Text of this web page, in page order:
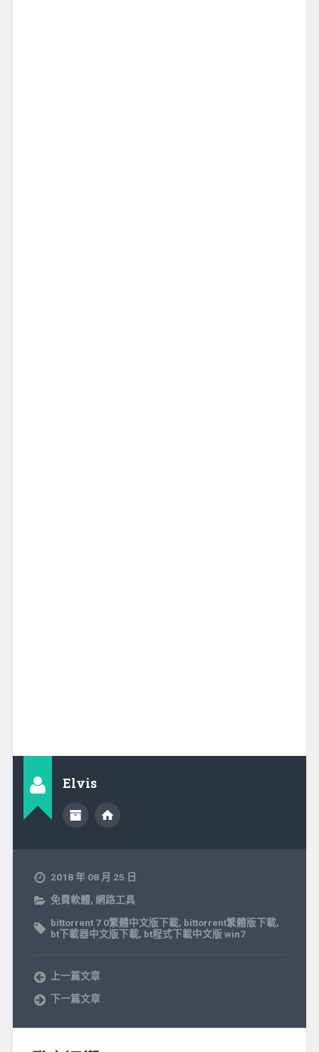
Elvis
2018 年 08 月 25 日
免費軟體, 網路工具
bittorrent 7 0繁體中文版下載, bittorrent繁體版下載,
bt下載器中文版下載, bt程式下載中文版 win7
上一篇文章
下一篇文章